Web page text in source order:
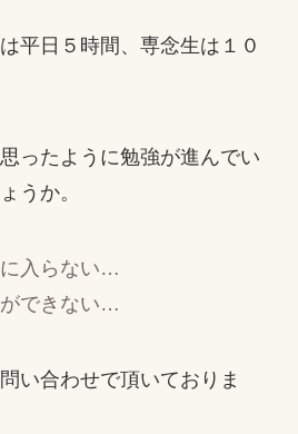
平日５時間、専念生は１０
ったように勉強が進んでい
うか。
入らない…
できない…
い合わせで頂いておりま